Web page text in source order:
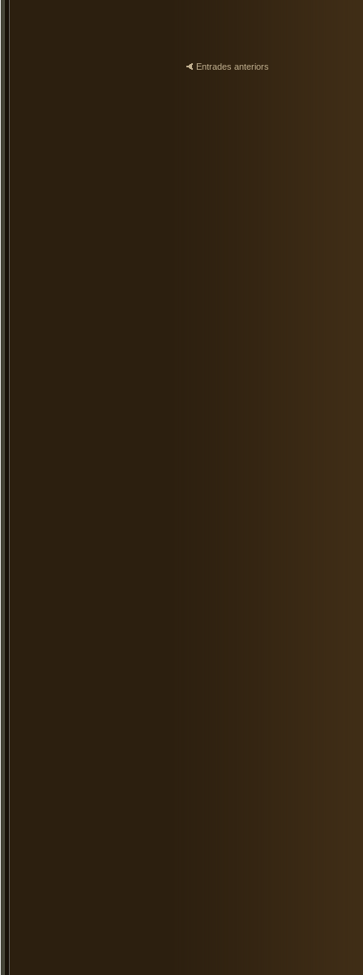
Entrades anteriors